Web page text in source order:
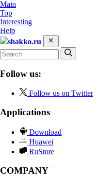
Main
Top
Interesting
Help
shakko.ru
Follow us:
Follow us on Twitter
Applications
Download
Huawei
RuStore
COMPANY